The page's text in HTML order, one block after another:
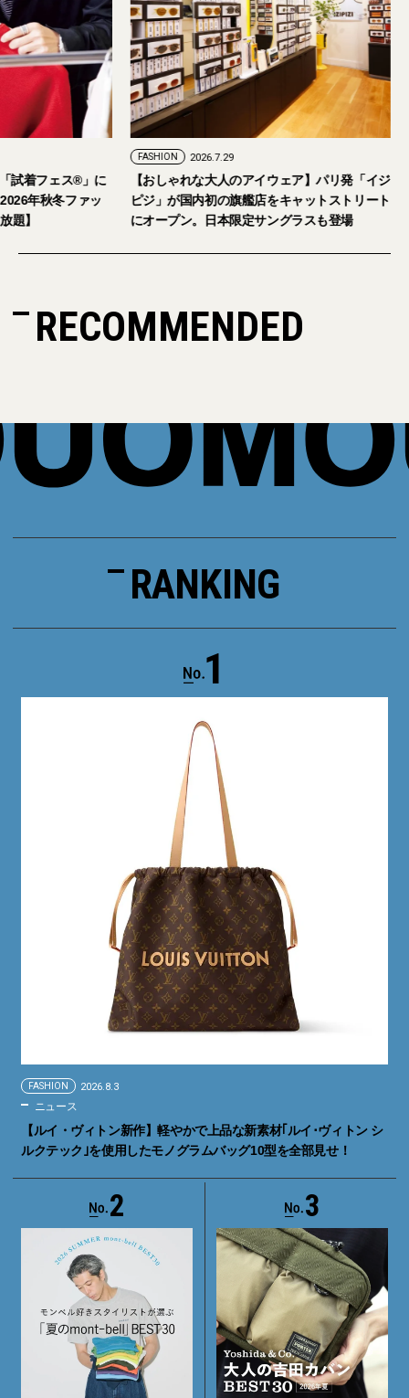
試着フェス®︎」に
年秋冬ファッ
題】
FASHION 2026.7.29
【おしゃれな大人のアイウェア】パリ発「イジ
ピジ」が国内初の旗艦店をキャットストリート
にオープン。日本限定サングラスも登場
RECOMMENDED
RANKING
1
FASHION 2026.8.3
ニュース
【ルイ・ヴィトン新作】軽やかで上品な新素材｢ルイ･ヴィトン シ
ルクテック｣を使用したモノグラムバッグ10型を全部見せ！
2 3